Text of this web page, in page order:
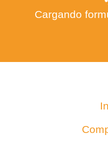
Cargando